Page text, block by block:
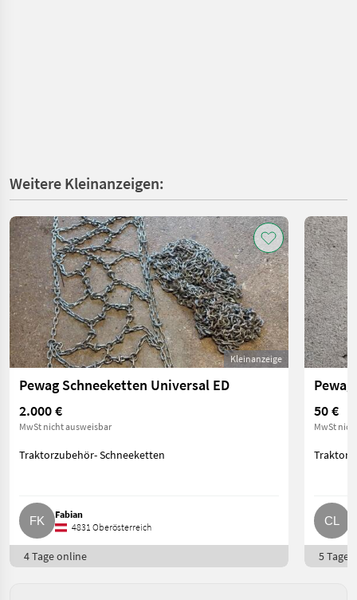
Weitere Kleinanzeigen:
Kleinanzeige
Pewag Schneeketten Universal ED
2.000 €
MwSt nicht ausweisbar
Traktorzubehör- Schneeketten
Fabian
4831 Oberösterreich
4 Tage online
50 €
MwSt
5 Tage